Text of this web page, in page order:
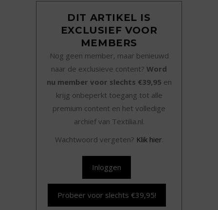
DIT ARTIKEL IS
EXCLUSIEF VOOR
MEMBERS
Nog geen member, maar benieuwd
naar de exclusieve content? Word
nu member voor slechts €39,95 en
krijg onbeperkt toegang tot alle
premium content en het volledige
archief van Textilia.nl.
Wachtwoord vergeten? Klik hier.
Inloggen
Probeer voor slechts €39,95!